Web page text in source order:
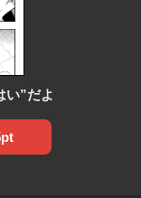
”だよ